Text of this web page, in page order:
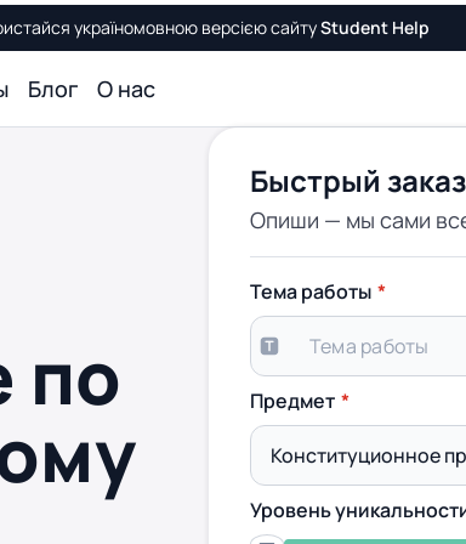
україномовною версією сайтуStudent Help
Блог О нас
по
Быстрый заказ
Опиши — мы сами
Тема работы
Предмет
Уровень